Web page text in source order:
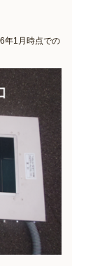
年1月時点での